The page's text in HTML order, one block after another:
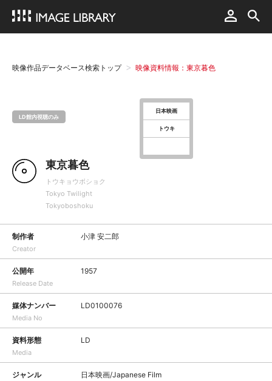
映像作品データベース検索トップ 映像資料情報：東京暮色
LD館内視聴のみ
日本映画
トウキ
東京暮色
トウキョウボショク
Tokyo Twilight
Tokyoboshoku
制作者
Creator
小津 安二郎
公開年
Release Date
1957
媒体ナンバー
Media No
LD0100076
資料形態
Media
LD
ジャンル 日本映画/Japanese Film